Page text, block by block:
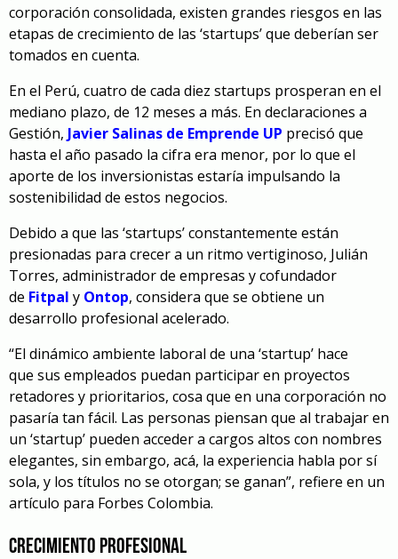
corporación consolidada, existen grandes riesgos en las
etapas de crecimiento de las ‘startups’ que deberían ser
tomados en cuenta.
En el Perú, cuatro de cada diez startups prosperan en el
mediano plazo, de 12 meses a más. En declaraciones a
Gestión, Javier Salinas de Emprende UP precisó que
hasta el año pasado la cifra era menor, por lo que el
aporte de los inversionistas estaría impulsando la
sostenibilidad de estos negocios.
Debido a que las ‘startups’ constantemente están
presionadas para crecer a un ritmo vertiginoso, Julián
Torres, administrador de empresas y cofundador
de Fitpal y Ontop, considera que se obtiene un
desarrollo profesional acelerado.
“El dinámico ambiente laboral de una ‘startup’ hace
que sus empleados puedan participar en proyectos
retadores y prioritarios, cosa que en una corporación no
pasaría tan fácil. Las personas piensan que al trabajar en
un ‘startup’ pueden acceder a cargos altos con nombres
elegantes, sin embargo, acá, la experiencia habla por sí
sola, y los títulos no se otorgan; se ganan”, refiere en un
artículo para Forbes Colombia.
Crecimiento profesional